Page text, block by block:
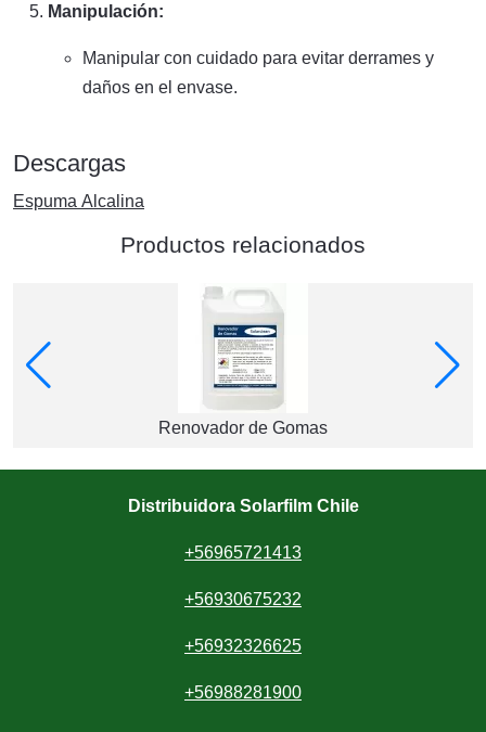
Manipulación:
Manipular con cuidado para evitar derrames y
daños en el envase.
Descargas
Espuma Alcalina
Productos relacionados
Renovador de Gomas
Distribuidora Solarfilm Chile
+56965721413
+56930675232
+56932326625
+56988281900